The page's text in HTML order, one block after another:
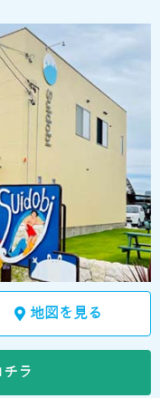
人からの開示、訂正、削
誠意をもって対応いたし
取り扱いをいたします。
にご利用いただくにあた
種の工事やサービス提供
務委託先等を通じて、お
ス、氏名、住所、電話番
下記の目的に利用させて
スの提供
、調査・データ集積、研
ト管理会社」といいま
地図を見る
ラ